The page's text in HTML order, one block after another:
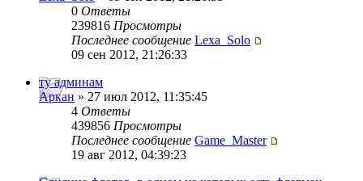
0 Ответы
239816 Просмотры
Последнее сообщение Lexa_Solo
09 сен 2012, 21:26:33
ту админам
Аркан » 27 июл 2012, 11:35:45
4 Ответы
439856 Просмотры
Последнее сообщение Game_Master
19 авг 2012, 04:39:23